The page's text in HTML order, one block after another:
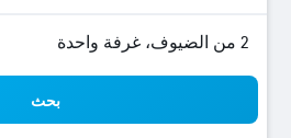
2 من الضيوف، غرفة واحدة
بحث